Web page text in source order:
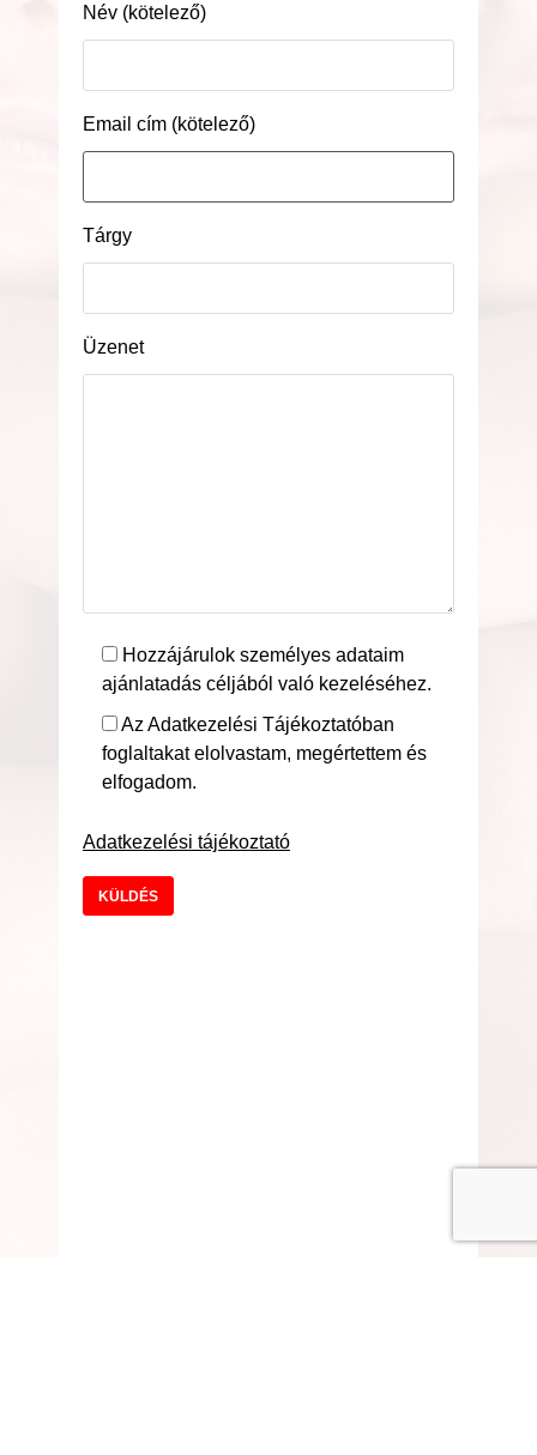
Név (kötelező)
Email cím (kötelező)
Tárgy
Üzenet
Hozzájárulok személyes adataim
ajánlatadás céljából való kezeléséhez.
Az Adatkezelési Tájékoztatóban
foglaltakat elolvastam, megértettem és
elfogadom.
Adatkezelési tájékoztató